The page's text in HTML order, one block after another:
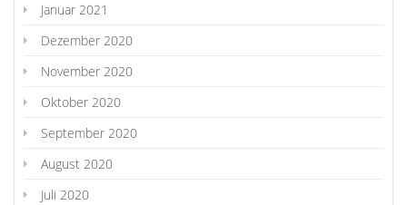
Januar 2021
Dezember 2020
November 2020
Oktober 2020
September 2020
August 2020
Juli 2020